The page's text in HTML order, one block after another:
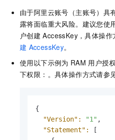
由于阿里云账号（主账号）具
露将面临重大风险。建议您使
户创建 AccessKey，具体操作
建 AccessKey。
使用以下示例为 RAM 用户授
下权限：。具体操作方式请参
{
"Version":
"1" ,
"Statement":
[